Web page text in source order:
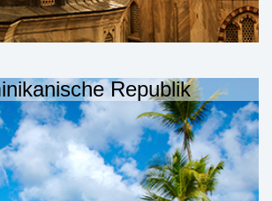
Republik